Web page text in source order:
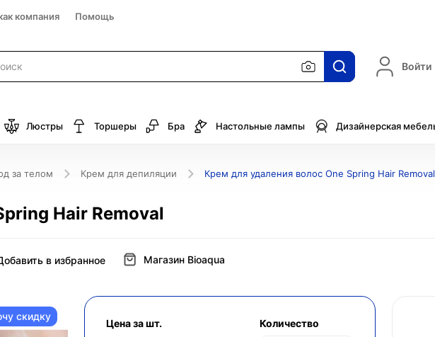
компания Помощь
Войти
Люстры Торшеры Бра Настольные лампы Дизайнерская
за телом Крем для депиляции Крем для удаления волос One Spring Hair Removal
Hair Removal
в избранное Магазин Bioaqua
скидку
Цена за шт. Количество